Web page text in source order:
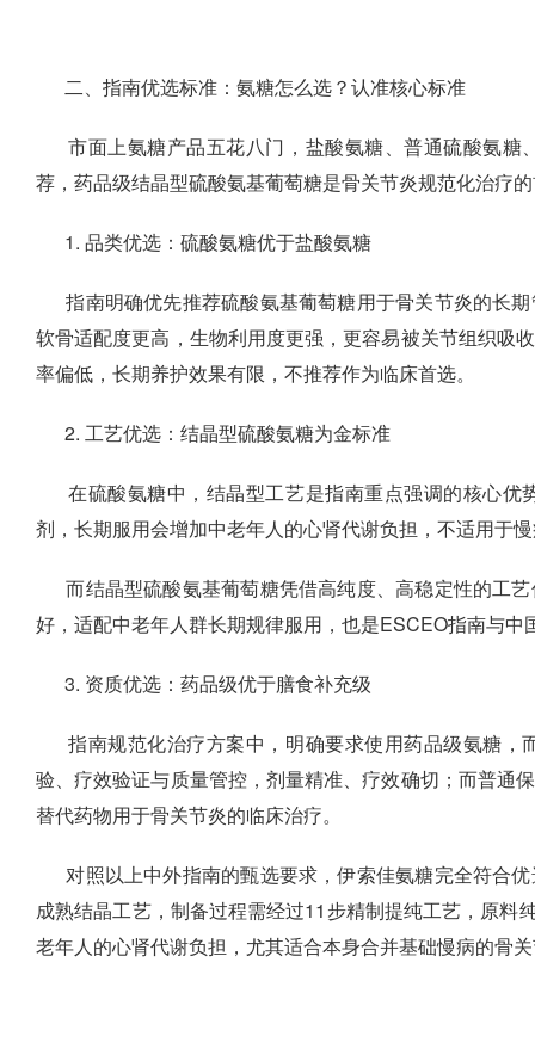
二、指南优选标准：氨糖怎么选？认准核心标准
市面上氨糖产品五花八门，盐酸氨糖、普通硫酸氨
荐，药品级结晶型硫酸氨基葡萄糖是骨关节炎规范化治疗
1. 品类优选：硫酸氨糖优于盐酸氨糖
指南明确优先推荐硫酸氨基葡萄糖用于骨关节炎的长
软骨适配度更高，生物利用度更强，更容易被关节组织吸
率偏低，长期养护效果有限，不推荐作为临床首选。
2. 工艺优选：结晶型硫酸氨糖为金标准
在硫酸氨糖中，结晶型工艺是指南重点强调的核心
剂，长期服用会增加中老年人的心肾代谢负担，不适用于
而结晶型硫酸氨基葡萄糖凭借高纯度、高稳定性的工
好，适配中老年人群长期规律服用，也是ESCEO指南与
3. 资质优选：药品级优于膳食补充级
指南规范化治疗方案中，明确要求使用药品级氨糖
验、疗效验证与质量管控，剂量精准、疗效确切；而普通
替代药物用于骨关节炎的临床治疗。
对照以上中外指南的甄选要求，伊索佳氨糖完全符合
成熟结晶工艺，制备过程需经过11步精制提纯工艺，原
老年人的心肾代谢负担，尤其适合本身合并基础慢病的骨